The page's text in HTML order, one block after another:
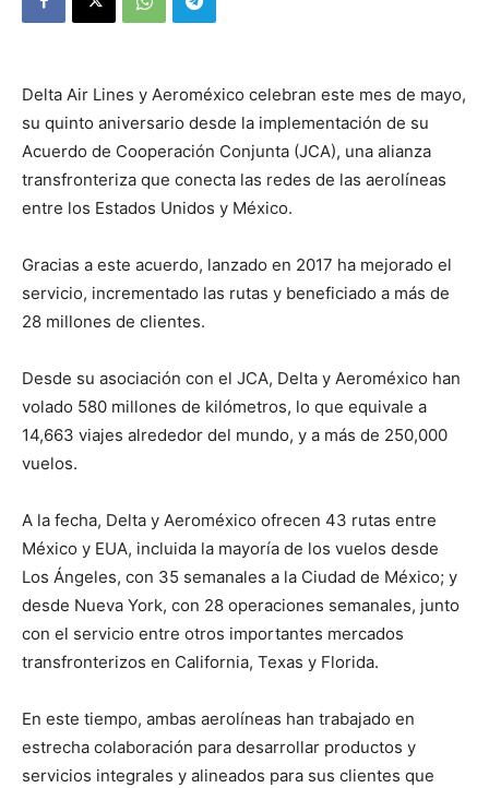
Delta Air Lines y Aeroméxico celebran este mes de mayo,
su quinto aniversario desde la implementación de su
Acuerdo de Cooperación Conjunta (JCA), una alianza
transfronteriza que conecta las redes de las aerolíneas
entre los Estados Unidos y México.
Gracias a este acuerdo, lanzado en 2017 ha mejorado el
servicio, incrementado las rutas y beneficiado a más de
28 millones de clientes.
Desde su asociación con el JCA, Delta y Aeroméxico han
volado 580 millones de kilómetros, lo que equivale a
14,663 viajes alrededor del mundo, y a más de 250,000
vuelos.
A la fecha, Delta y Aeroméxico ofrecen 43 rutas entre
México y EUA, incluida la mayoría de los vuelos desde
Los Ángeles, con 35 semanales a la Ciudad de México; y
desde Nueva York, con 28 operaciones semanales, junto
con el servicio entre otros importantes mercados
transfronterizos en California, Texas y Florida.
En este tiempo, ambas aerolíneas han trabajado en
estrecha colaboración para desarrollar productos y
servicios integrales y alineados para sus clientes que